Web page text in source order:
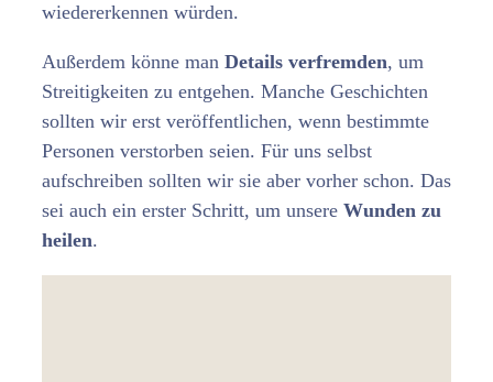
wiedererkennen würden.
Außerdem könne man Details verfremden, um
Streitigkeiten zu entgehen. Manche Geschichten
sollten wir erst veröffentlichen, wenn bestimmte
Personen verstorben seien. Für uns selbst
aufschreiben sollten wir sie aber vorher schon. Das
sei auch ein erster Schritt, um unsere Wunden zu
heilen.